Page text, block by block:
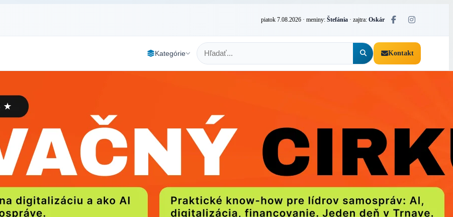
piatok 7.08.2026 · meniny: Štefánia · zajtra: Oskár
Kategórie Kontakt